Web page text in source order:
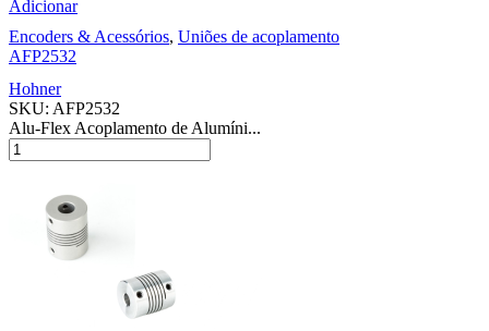
Adicionar
Encoders & Acessórios, Uniões de acoplamento
AFP2532
Hohner
SKU: AFP2532
Alu-Flex Acoplamento de Alumíni...